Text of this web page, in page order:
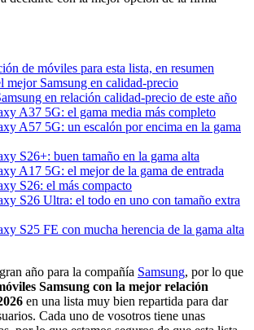
de móviles para esta lista, en resumen
mejor Samsung en calidad-precio
en relación calidad-precio de este año
A37 5G: el gama media más completo
A57 5G: un escalón por encima en la gama
S26+: buen tamaño en la gama alta
A17 5G: el mejor de la gama de entrada
S26: el más compacto
S26 Ultra: el todo en uno con tamaño extra
S25 FE con mucha herencia de la gama alta
año para la compañía Samsung, por lo que
Samsung con la mejor relación
en una lista muy bien repartida para dar
Cada uno de vosotros tiene unas